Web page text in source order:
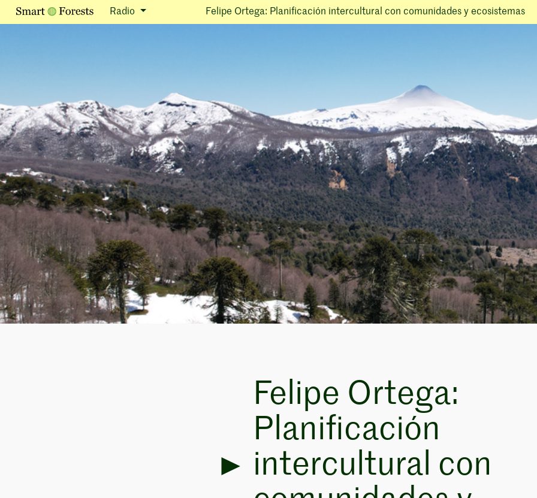
Radio Felipe Ortega: Planificación intercultural con comunidades y ecosistemas
Felipe Ortega:
Planificación
intercultural con